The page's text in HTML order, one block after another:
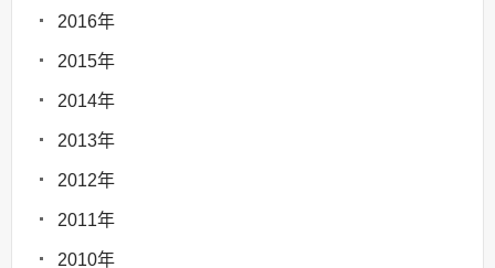
2016年
2015年
2014年
2013年
2012年
2011年
2010年